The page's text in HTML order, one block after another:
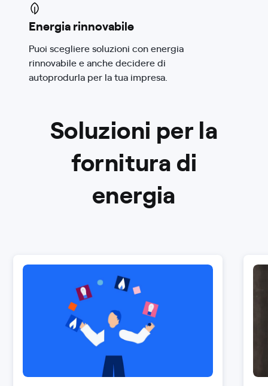
Energia rinnovabile
Puoi scegliere soluzioni con energia
rinnovabile e anche decidere di
autoprodurla per la tua impresa.
Soluzioni per la
fornitura di
energia